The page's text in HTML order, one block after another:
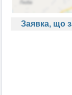
Заявка, що